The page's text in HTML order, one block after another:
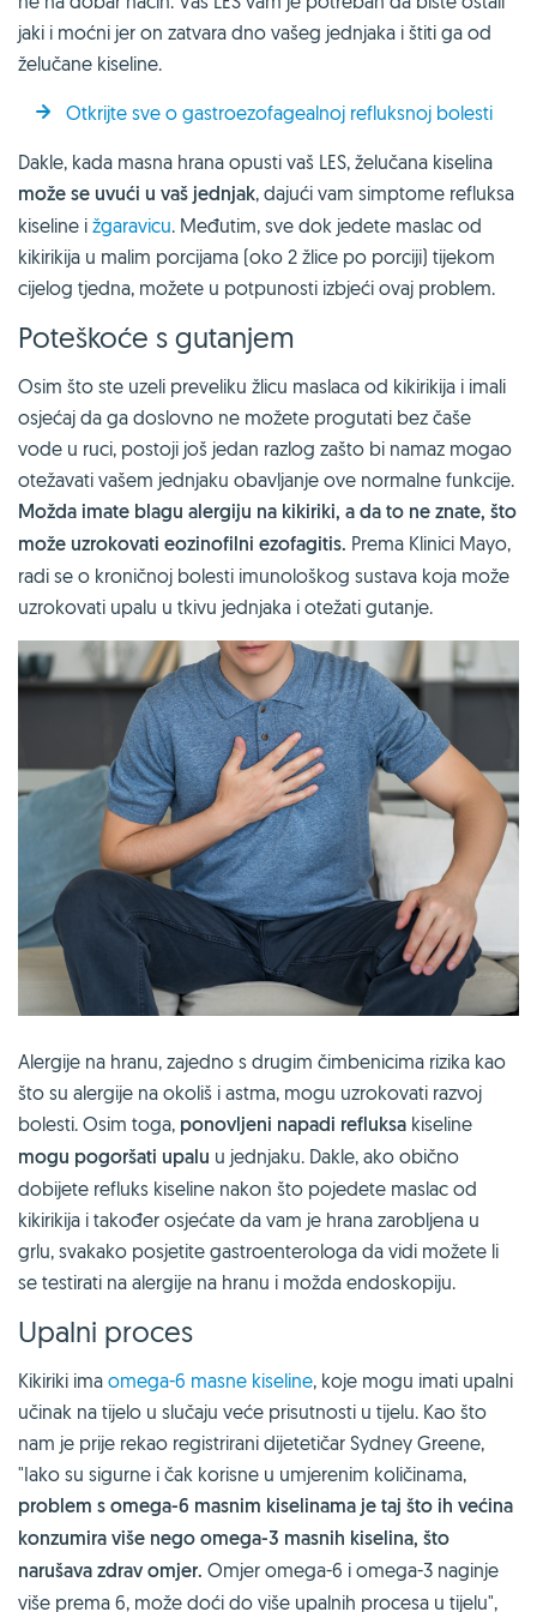
jaki i moćni jer on zatvara dno vašeg jednjaka i štiti ga od
želučane kiseline.
Otkrijte sve o gastroezofagealnoj refluksnoj bolesti
Dakle, kada masna hrana opusti vaš LES, želučana kiselina
može se uvući u vaš jednjak, dajući vam simptome refluksa
kiseline i žgaravicu. Međutim, sve dok jedete maslac od
kikirikija u malim porcijama (oko 2 žlice po porciji) tijekom
cijelog tjedna, možete u potpunosti izbjeći ovaj problem.
Poteškoće s gutanjem
Osim što ste uzeli preveliku žlicu maslaca od kikirikija i imali
osjećaj da ga doslovno ne možete progutati bez čaše
vode u ruci, postoji još jedan razlog zašto bi namaz mogao
otežavati vašem jednjaku obavljanje ove normalne funkcije.
Možda imate blagu alergiju na kikiriki, a da to ne znate, što
može uzrokovati eozinofilni ezofagitis. Prema Klinici Mayo,
radi se o kroničnoj bolesti imunološkog sustava koja može
uzrokovati upalu u tkivu jednjaka i otežati gutanje.
Alergije na hranu, zajedno s drugim čimbenicima rizika kao
što su alergije na okoliš i astma, mogu uzrokovati razvoj
bolesti. Osim toga, ponovljeni napadi refluksa kiseline
mogu pogoršati upalu u jednjaku. Dakle, ako obično
dobijete refluks kiseline nakon što pojedete maslac od
kikirikija i također osjećate da vam je hrana zarobljena u
grlu, svakako posjetite gastroenterologa da vidi možete li
se testirati na alergije na hranu i možda endoskopiju.
Upalni proces
Kikiriki ima omega-6 masne kiseline, koje mogu imati upalni
učinak na tijelo u slučaju veće prisutnosti u tijelu. Kao što
nam je prije rekao registrirani dijetetičar Sydney Greene,
"Iako su sigurne i čak korisne u umjerenim količinama,
problem s omega-6 masnim kiselinama je taj što ih većina
konzumira više nego omega-3 masnih kiselina, što
narušava zdrav omjer. Omjer omega-6 i omega-3 naginje
više prema 6, može doći do više upalnih procesa u tijelu",